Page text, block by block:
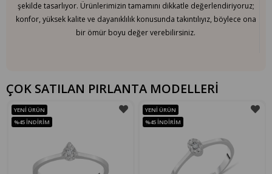
şekilde tasarlıyor. Ürünlerimizin tamamını dikkatle değerlendiriyoruz;
konfor, yüksek kalite ve dayanıklılık konusunda takıntılıyız, böylece ona
bir ömür boyu değer verebilirsiniz.
ÇOK SATILAN PIRLANTA MODELLERİ
YENI ÜRÜN
%45 İNDIRIM
YENI ÜRÜN
%45 İNDIRIM